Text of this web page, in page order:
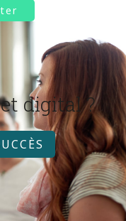
digital ?